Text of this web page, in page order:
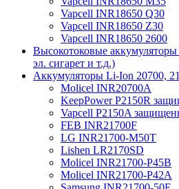
Vapcell INR18650 Q30
Vapcell INR18650 Z30
Vapcell INR18650 2600
Высокотоковые
эл. сигарет и т.д.)
Аккумуляторы Li-Ion 20700,
Molicel INR20700A
KeepPower P2150R
Vapcell P2150A
FEB INR21700F
LG INR21700-M50T
Lishen LR2170SD
Molicel INR21700-P45B
Molicel INR21700-P42A